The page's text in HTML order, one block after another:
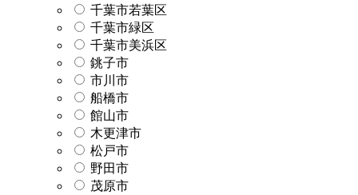
千葉市若葉区
千葉市緑区
千葉市美浜区
銚子市
市川市
船橋市
館山市
木更津市
松戸市
野田市
茂原市